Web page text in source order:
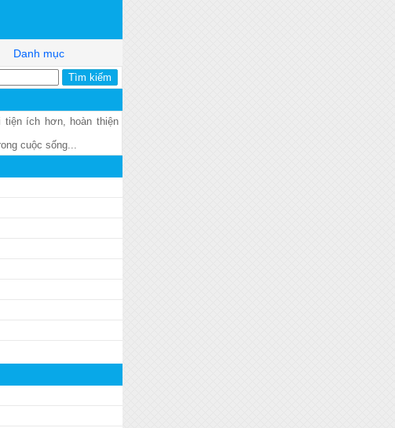
Danh mục
ích hơn, hoàn thiện
cuộc sống...